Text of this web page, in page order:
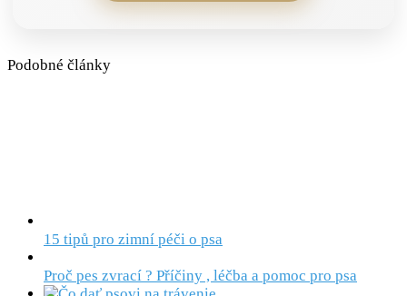
Podobné články
15 tipů pro zimní péči o psa
Proč pes zvrací ? Příčiny , léčba a pomoc pro psa